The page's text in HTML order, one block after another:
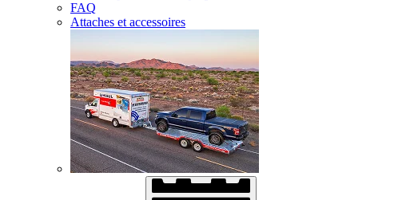
FAQ
Attaches et accessoires